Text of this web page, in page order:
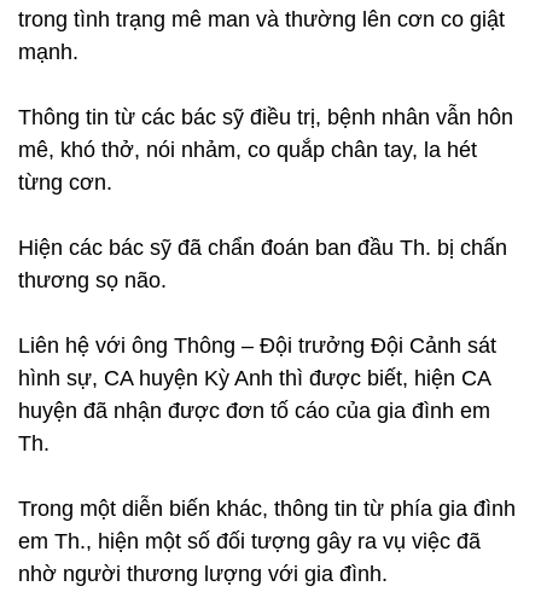
trong tình trạng mê man và thường lên cơn co giật
mạnh.
Thông tin từ các bác sỹ điều trị, bệnh nhân vẫn hôn
mê, khó thở, nói nhảm, co quắp chân tay, la hét
từng cơn.
Hiện các bác sỹ đã chẩn đoán ban đầu Th. bị chấn
thương sọ não.
Liên hệ với ông Thông – Đội trưởng Đội Cảnh sát
hình sự, CA huyện Kỳ Anh thì được biết, hiện CA
huyện đã nhận được đơn tố cáo của gia đình em
Th.
Trong một diễn biến khác, thông tin từ phía gia đình
em Th., hiện một số đối tượng gây ra vụ việc đã
nhờ người thương lượng với gia đình.